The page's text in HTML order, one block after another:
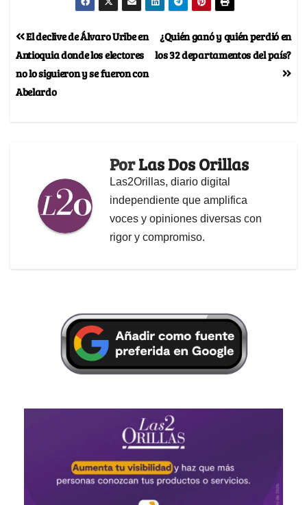
¿Quién ganó y quién perdió en
los 32 departamentos del país?
El declive de Álvaro Uribe en
Antioquia donde los electores
no lo siguieron y se fueron con
Abelardo
PorLas Dos Orillas
Las2Orillas, diario digital
independiente que amplifica
voces y opiniones diversas con
rigor y compromiso.